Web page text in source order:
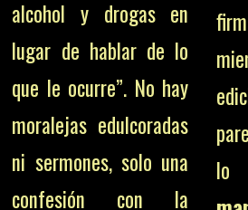
alcohol y drogas en
lugar de hablar de lo
que le ocurre”. No hay
moralejas edulcoradas
ni sermones, solo una
confesión con la
lo